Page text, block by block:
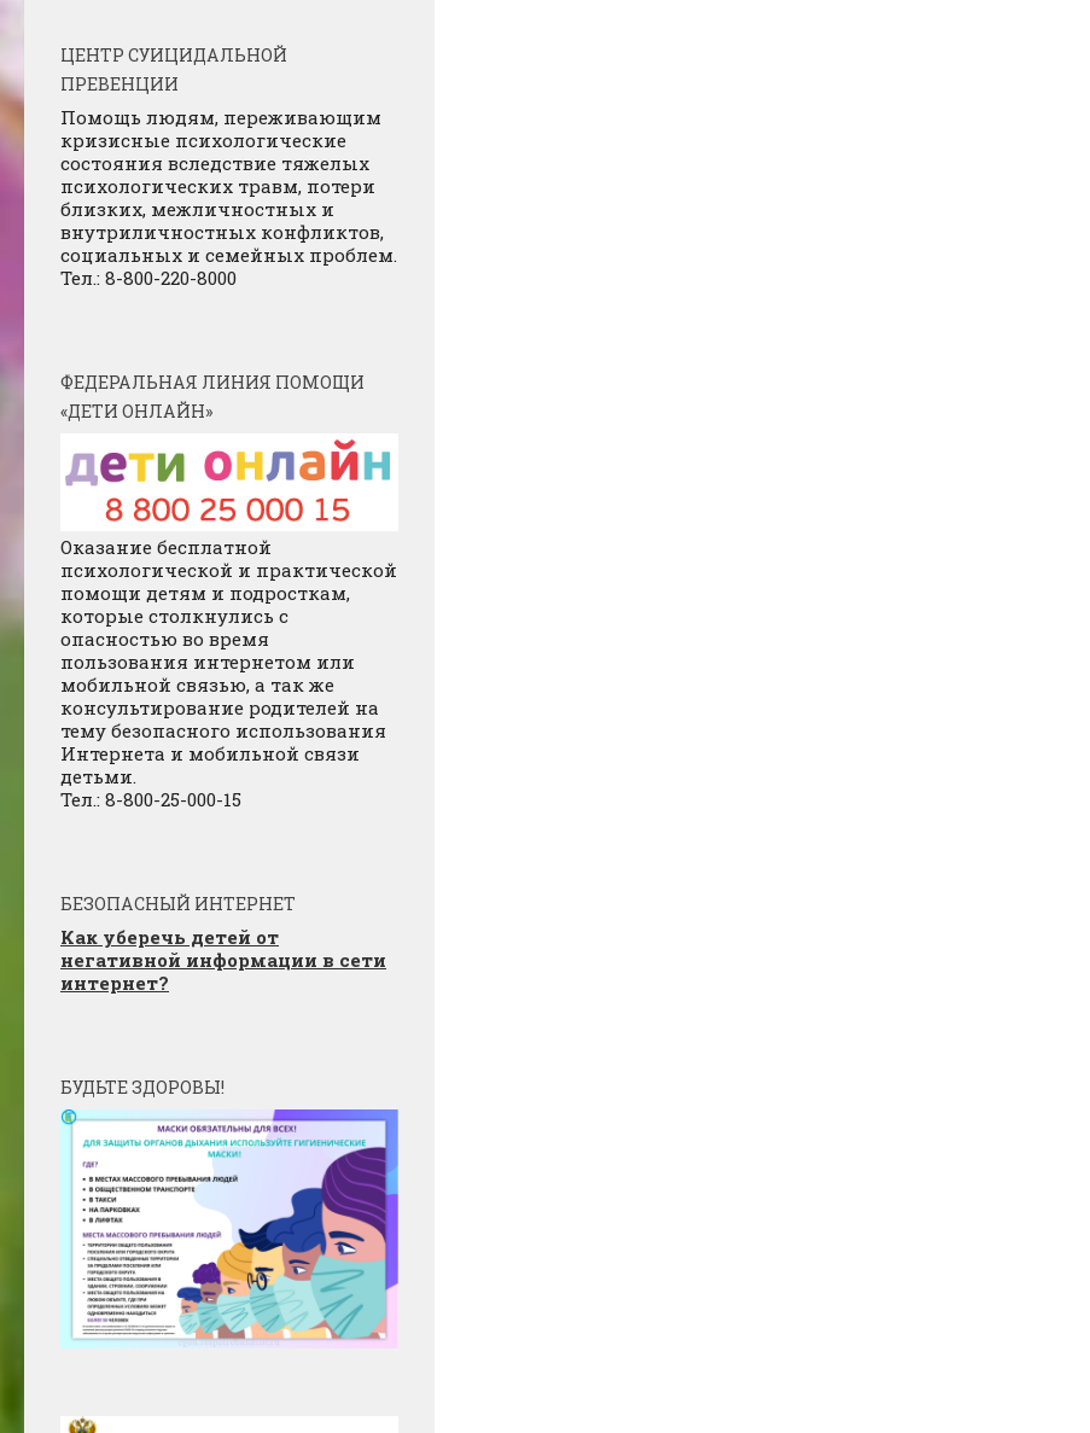
ЦЕНТР СУИЦИДАЛЬНОЙ
ПРЕВЕНЦИИ
Помощь людям, переживающим
кризисные психологические
состояния вследствие тяжелых
психологических травм, потери
близких, межличностных и
внутриличностных конфликтов,
социальных и семейных проблем.
Тел.: 8-800-220-8000
ФЕДЕРАЛЬНАЯ ЛИНИЯ ПОМОЩИ
«ДЕТИ ОНЛАЙН»
Оказание бесплатной
психологической и практической
помощи детям и подросткам,
которые столкнулись с
опасностью во время
пользования интернетом или
мобильной связью, а так же
консультирование родителей на
тему безопасного использования
Интернета и мобильной связи
детьми.
Тел.: 8-800-25-000-15
БЕЗОПАСНЫЙ ИНТЕРНЕТ
Как уберечь детей от
негативной информации в сети
интернет?
БУДЬТЕ ЗДОРОВЫ!